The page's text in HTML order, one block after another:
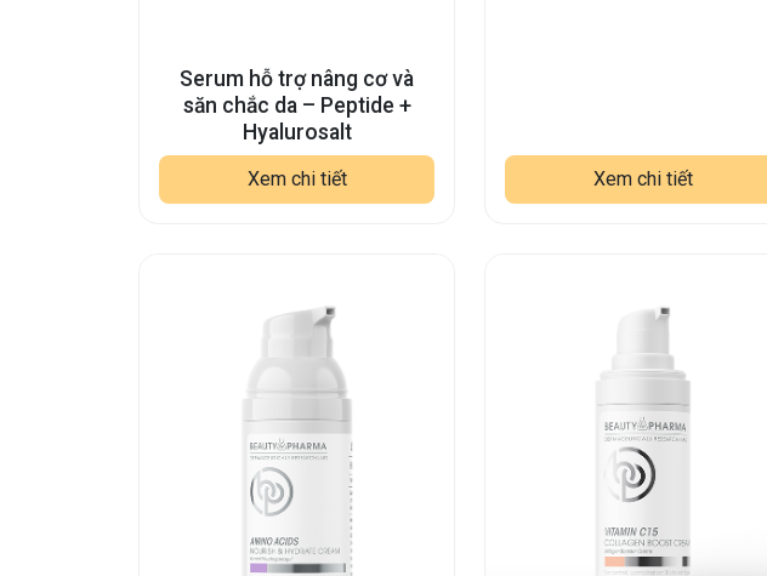
Serum hỗ trợ nâng cơ và
săn chắc da – Peptide +
Hyalurosalt
Xem chi tiết Xem chi tiết